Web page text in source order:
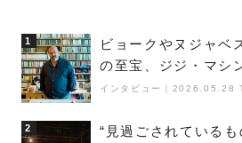
1
ビョークやヌジャベ
の至宝、ジジ・マシ
巨匠”が明かす創作
インタビュー 2026.05.28
2
“見過ごされている